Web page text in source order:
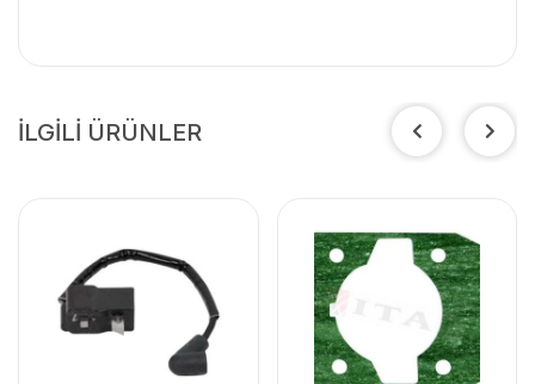
İLGİLİ ÜRÜNLER